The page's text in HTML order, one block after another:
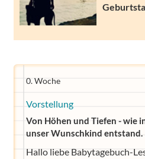
0. Woche
Vorstellung
Von Höhen und Tiefen - wie
unser Wunschkind entstand.
Hallo liebe Babytagebuch-